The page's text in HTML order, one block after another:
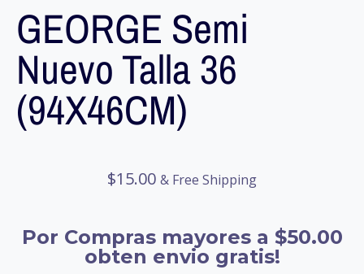
GEORGE Semi
Nuevo Talla 36
(94X46CM)
$15.00 & Free Shipping
Por Compras mayores a $50.00
obten envio gratis!